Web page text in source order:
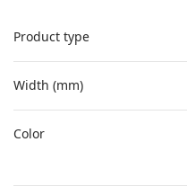
Product type
Width (mm)
Color